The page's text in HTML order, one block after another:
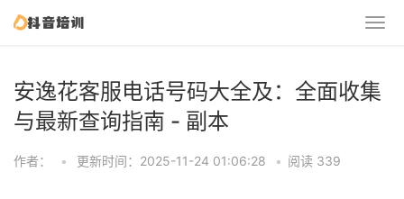
安逸花客服电话号码大全及：全面收集
与最新查询指南 - 副本
作者： • 更新时间：2025-11-24 01:06:28 • 阅读 339